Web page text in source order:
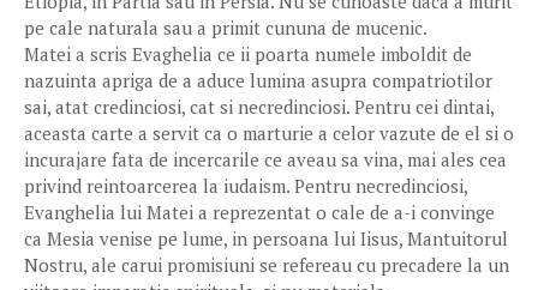
pe cale naturala sau a primit cununa de mucenic.
Matei a scris Evaghelia ce ii poarta numele imboldit de
nazuinta apriga de a aduce lumina asupra compatriotilor
sai, atat credinciosi, cat si necredinciosi. Pentru cei dintai,
aceasta carte a servit ca o marturie a celor vazute de el si o
incurajare fata de incercarile ce aveau sa vina, mai ales cea
privind reintoarcerea la iudaism. Pentru necredinciosi,
Evanghelia lui Matei a reprezentat o cale de a-i convinge
ca Mesia venise pe lume, in persoana lui Iisus, Mantuitorul
Nostru, ale carui promisiuni se refereau cu precadere la un